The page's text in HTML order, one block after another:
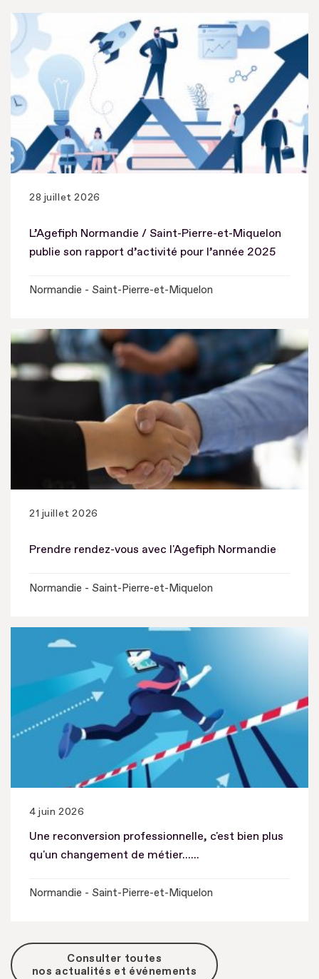
28 juillet 2026
L’Agefiph Normandie / Saint-Pierre-et-Miquelon
publie son rapport d’activité pour l’année 2025
Normandie - Saint-Pierre-et-Miquelon
21 juillet 2026
Prendre rendez-vous avec l'Agefiph Normandie
Normandie - Saint-Pierre-et-Miquelon
4 juin 2026
Une reconversion professionnelle, c'est bien plus
qu'un changement de métier......
Normandie - Saint-Pierre-et-Miquelon
Consulter toutes
nos actualités et événements